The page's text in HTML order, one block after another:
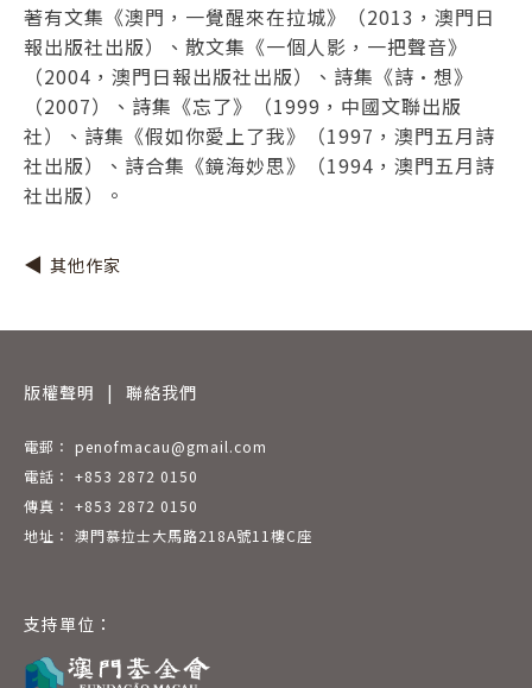
著有文集《澳門，一覺醒來在拉城》（2013，澳門日
報出版社出版）、散文集《一個人影，一把聲音》
（2004，澳門日報出版社出版）、詩集《詩·想》
（2007）、詩集《忘了》（1999，中國文聯出版
社）、詩集《假如你愛上了我》（1997，澳門五月詩
社出版）、詩合集《鏡海妙思》（1994，澳門五月詩
社出版）。
其他作家
版權聲明 | 聯絡我們
電郵： penofmacau@gmail.com
電話： +853 2872 0150
傳真： +853 2872 0150
地址： 澳門慕拉士大馬路218A號11樓C座
支持單位：